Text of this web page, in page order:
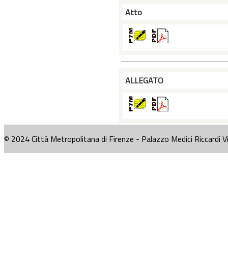
Atto
ALLEGATO
© 2024 Città Metropolitana di Firenze - Palazzo Medici Riccardi